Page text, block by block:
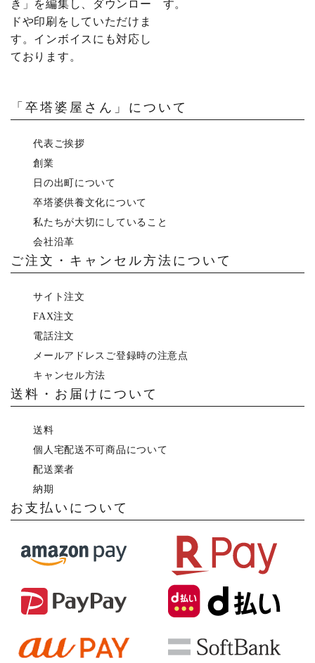
お買い物を続ける
き」を編集し、ダウンロー
ドや印刷をしていただけま
す。インボイスにも対応し
ております。
す。
「卒塔婆屋さん」について
代表ご挨拶
創業
日の出町について
卒塔婆供養文化について
私たちが大切にしていること
会社沿革
ご注文・キャンセル方法について
サイト注文
FAX注文
電話注文
メールアドレスご登録時の注意点
キャンセル方法
送料・お届けについて
送料
個人宅配送不可商品について
配送業者
納期
お支払いについて